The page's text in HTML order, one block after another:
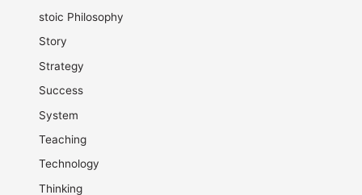
stoic Philosophy
Story
Strategy
Success
System
Teaching
Technology
Thinking